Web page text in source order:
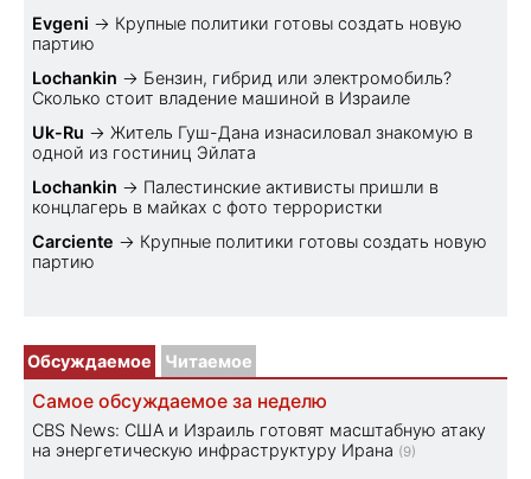
Evgeni → Крупные политики готовы создать новую
партию
Lochankin → Бензин, гибрид или электромобиль?
Cколько стоит владение машиной в Израиле
Uk-Ru → Житель Гуш-Дана изнасиловал знакомую в
одной из гостиниц Эйлата
Lochankin → Палестинские активисты пришли в
концлагерь в майках с фото террористки
Carciente → Крупные политики готовы создать новую
партию
Обсуждаемое Читаемое
Самое обсуждаемое за неделю
CBS News: США и Израиль готовят масштабную атаку
на энергетическую инфраструктуру Ирана (9)